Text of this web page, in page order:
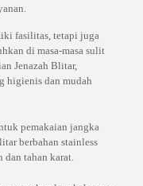
fasilitas, tetapi juga
di masa-masa sulit
Jenazah Blitar,
higienis dan mudah
pemakaian jangka
berbahan stainless
dan tahan karat.